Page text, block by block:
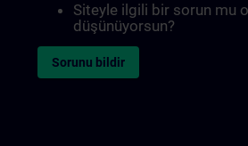
Siteyle ilgili bir sorun mu
düşünüyorsun?
Sorunu bildir